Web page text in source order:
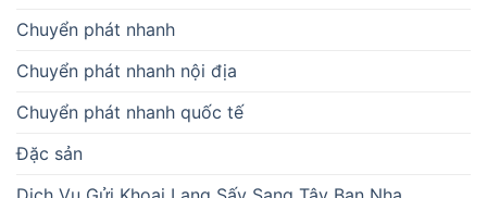
Chuyển phát nhanh
Chuyển phát nhanh nội địa
Chuyển phát nhanh quốc tế
Đặc sản